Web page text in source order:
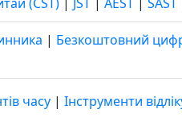
| Безкоштовний
часу | Інструменти